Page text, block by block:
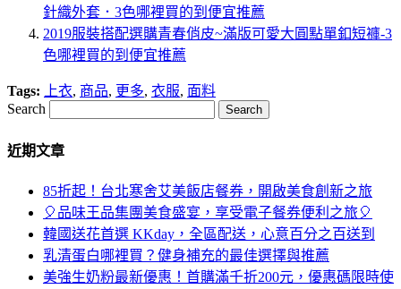
針織外套．3色哪裡買的到便宜推薦
2019服裝搭配選購青春俏皮~滿版可愛大圓點單釦短褲-3
色哪裡買的到便宜推薦
Tags: 上衣, 商品, 更多, 衣服, 面料
Search
近期文章
85折起！台北寒舍艾美飯店餐券，開啟美食創新之旅
🎈品味王品集團美食盛宴，享受電子餐券便利之旅🎈
韓國送花首選 KKday，全區配送，心意百分之百送到
乳清蛋白哪裡買？健身補充的最佳選擇與推薦
美強生奶粉最新優惠！首購滿千折200元，優惠碼限時使